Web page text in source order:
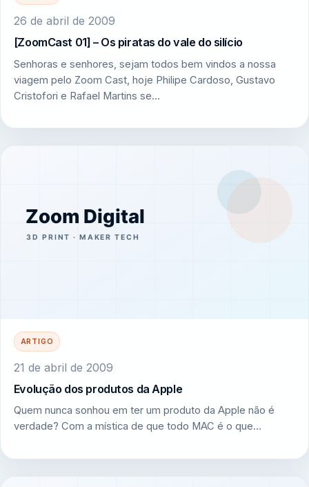
26 de abril de 2009
[ZoomCast 01] – Os piratas do vale do silício
Senhoras e senhores, sejam todos bem vindos a nossa
viagem pelo Zoom Cast, hoje Philipe Cardoso, Gustavo
Cristofori e Rafael Martins se…
ARTIGO
21 de abril de 2009
Evolução dos produtos da Apple
Quem nunca sonhou em ter um produto da Apple não é
verdade? Com a mística de que todo MAC é o que…